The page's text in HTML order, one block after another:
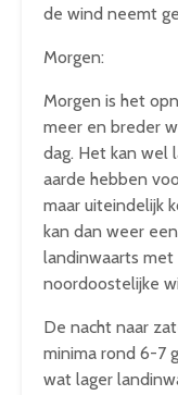
de wind neemt
Morgen:
Morgen is het
meer en breder
dag. Het kan wel
aarde hebben
maar uiteindelijk
kan dan weer
landinwaarts
noordoostelijke
De nacht naar
minima rond 6-7
wat lager